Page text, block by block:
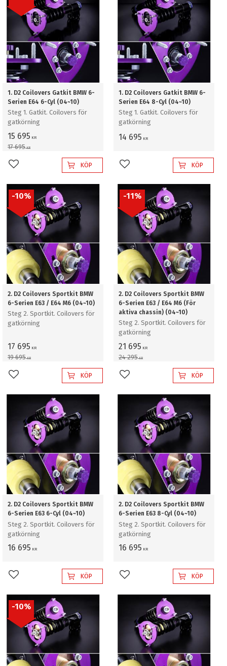
1. D2 Coilovers Gatkit BMW 6-
Serien E64 6-Cyl (04~10)
Steg 1. Gatkit. Coilovers för
gatkörning
15 695 KR
17 695KR
Lägg till i favoriterKÖP
1. D2 Coilovers Gatkit BMW 6-
Serien E64 8-Cyl (04~10)
Steg 1. Gatkit. Coilovers för
gatkörning
14 695 KR
Lägg till i favoriterKÖP
2. D2 Coilovers Sportkit BMW
6-Serien E63 / E64 M6 (04~10)
Steg 2. Sportkit. Coilovers för
gatkörning
17 695 KR
19 695KR
10%
Lägg till i favoriterKÖP
2. D2 Coilovers Sportkit BMW
6-Serien E63 / E64 M6 (För
aktiva chassin) (04~10)
Steg 2. Sportkit. Coilovers för
gatkörning
21 695 KR
24 295KR
11%
Lägg till i favoriterKÖP
2. D2 Coilovers Sportkit BMW
6-Serien E63 6-Cyl (04~10)
Steg 2. Sportkit. Coilovers för
gatkörning
16 695 KR
Lägg till i favoriterKÖP
2. D2 Coilovers Sportkit BMW
6-Serien E63 8-Cyl (04~10)
Steg 2. Sportkit. Coilovers för
gatkörning
16 695 KR
Lägg till i favoriterKÖP
10%